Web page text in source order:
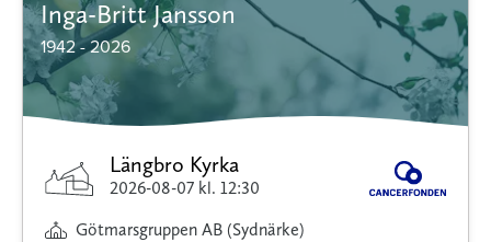
Inga-Britt Jansson
1942 - 2026
Längbro Kyrka
2026-08-07 kl. 12:30
Götmarsgruppen AB (Sydnärke)